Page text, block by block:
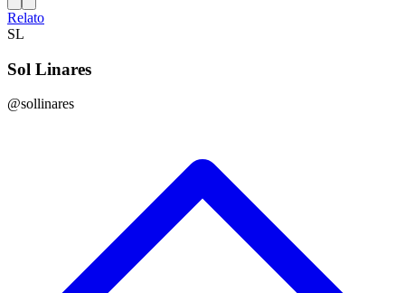
Relato
SL
Sol Linares
@sollinares